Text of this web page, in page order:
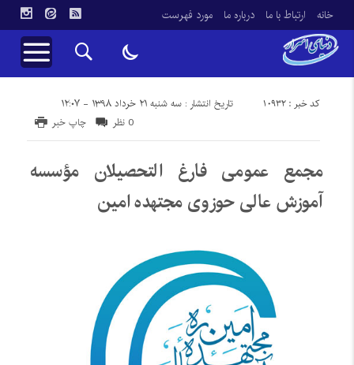
خانه ارتباط با ما درباره ما مورد فهرست
تاریخ انتشار : سه شنبه ۲۱ خرداد ۱۳۹۸ - ۱۲:۰۷ کد خبر : 10932
چاپ خبر 0 نظر
مجمع عمومی فارغ التحصیلان مؤسسه
آموزش عالی حوزوی مجتهده امین